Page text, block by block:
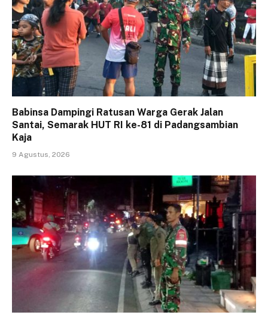
Babinsa Dampingi Ratusan Warga Gerak Jalan
Santai, Semarak HUT RI ke-81 di Padangsambian
Kaja
9 Agustus, 2026